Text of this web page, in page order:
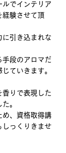
ルでインテリア
経験させて頂
に引き込まれな
手段のアロマだ
ていきます。
香りで表現した
。
め、資格取得講
しっくりきませ